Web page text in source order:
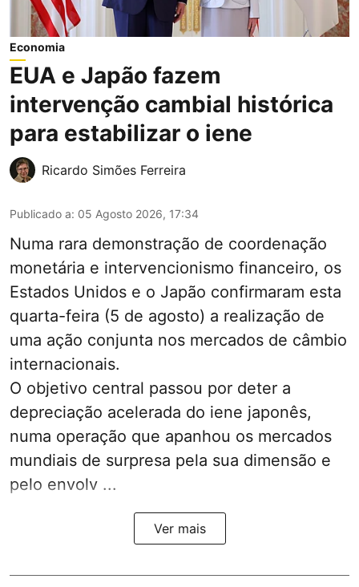
Economia
EUA e Japão fazem
intervenção cambial histórica
para estabilizar o iene
Ricardo Simões Ferreira
Publicado a: 05 Agosto 2026, 17:34
Numa rara demonstração de coordenação
monetária e intervencionismo financeiro, os
Estados Unidos e o Japão confirmaram esta
quarta-feira (5 de agosto) a realização de
uma ação conjunta nos mercados de câmbio
internacionais.
O objetivo central passou por deter a
depreciação acelerada do iene japonês,
numa operação que apanhou os mercados
mundiais de surpresa pela sua dimensão e
pelo envolv ...
Ver mais